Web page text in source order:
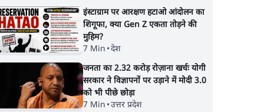
इंस्टाग्राम पर आरक्षण हटाओ आंदोलन का
शिगूफा, क्या Gen Z एकता तोड़ने की
मुहिम?
7 Min •देश
जनता का 2.32 करोड़ रोज़ाना खर्चः योगी
सरकार ने विज्ञापनों पर उड़ाने में मोदी 3.0
को भी पीछे छोड़ा
7 Min •उत्तर प्रदेश